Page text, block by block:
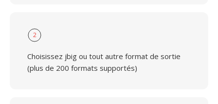
2
Choisissez jbig ou tout autre format de sortie
(plus de 200 formats supportés)